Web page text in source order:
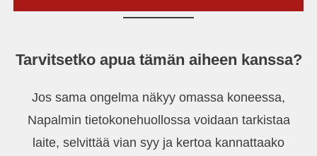
Tarvitsetko apua tämän aiheen kanssa?
Jos sama ongelma näkyy omassa koneessa,
Napalmin tietokonehuollossa voidaan tarkistaa
laite, selvittää vian syy ja kertoa kannattaako